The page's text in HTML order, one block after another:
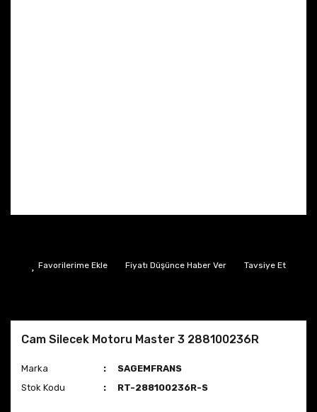
Fiyatı Düşünce Haber Ver Tavsiye Et
Cam Silecek Motoru Master 3 288100236R
Marka
SAGEMFRANS
Stok Kodu
RT-288100236R-S